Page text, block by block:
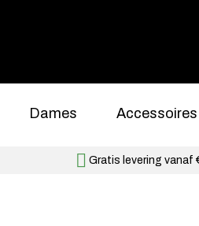
Dames Accessoires
Gratis levering vanaf